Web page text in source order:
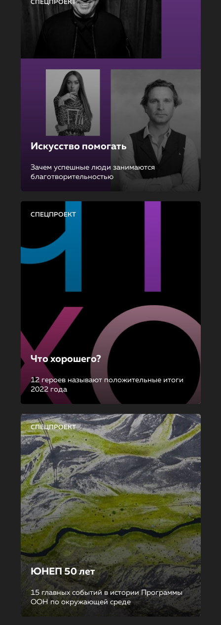
СПЕЦПРОЕКТ
Искусство помогать
Зачем успешные люди занимаются
благотворительностью
СПЕЦПРОЕКТ
Что хорошего?
12 героев называют положительные итоги
2022 года
СПЕЦПРОЕКТ
ЮНЕП 50 лет
15 главных событий в истории Программы
ООН по окружающей среде